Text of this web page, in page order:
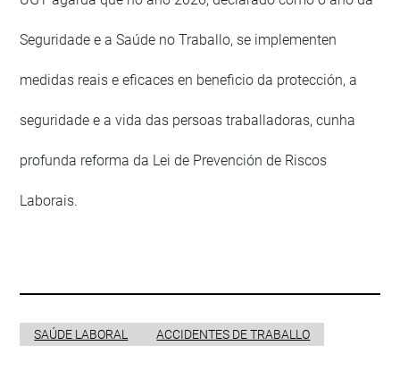
Seguridade e a Saúde no Traballo, se implementen
medidas reais e eficaces en beneficio da protección, a
seguridade e a vida das persoas traballadoras, cunha
profunda reforma da Lei de Prevención de Riscos
Laborais.
SAÚDE LABORAL ACCIDENTES DE TRABALLO